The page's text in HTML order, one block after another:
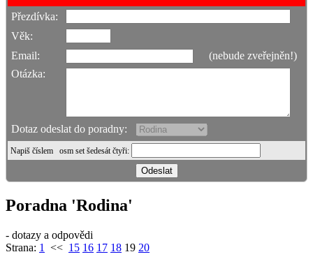
Přezdívka:
Věk:
Email:
(nebude zveřejněn!)
Otázka:
Dotaz odeslat do poradny:
Napiš číslem osm set šedesát čtyři:
Poradna 'Rodina'
- dotazy a odpovědi
Strana: 1 << 15 16 17 18 19 20